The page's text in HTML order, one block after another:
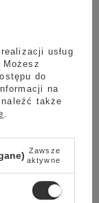
30 dni:
dzisiaj
w magazynie
usług
. Możesz
do
na
także
Zawsze
aktywne